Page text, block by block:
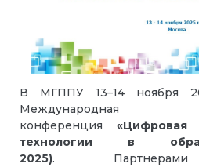
В МГППУ 13–14 ноября
Международная
конференция «Цифровая
технологии в
2025).